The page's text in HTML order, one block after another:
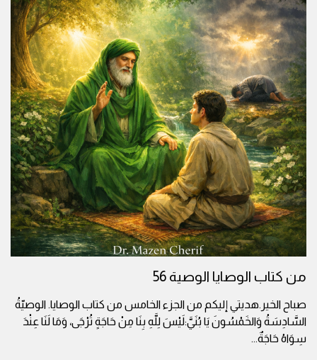
من كتاب الوصايا الوصية 56
صباح الخير.هديتي إليكم من الجزء الخامس من كتاب الوصايا. الوصيّةُ
السَّادِسَةُ وَالخَمْسُونَ يَا بُنَيَّ:لَيْسَ لِلَّهِ بِنَا مِنْ حَاجَةٍ تُرْجَى، وَمَا لَنَا عِنْدَ
سِوَاهُ حَاجَةٌ...